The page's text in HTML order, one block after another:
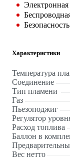
Характеристики
Температура
Соединение
Тип пламени
Газ
Пьезоподжиг
Регулятор
Расход топлива
Баллон в
Вес нетто